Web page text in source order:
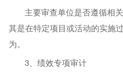
主要审查单位是否遵循相
其是在特定项目或活动的实施
为。
3、绩效专项审计